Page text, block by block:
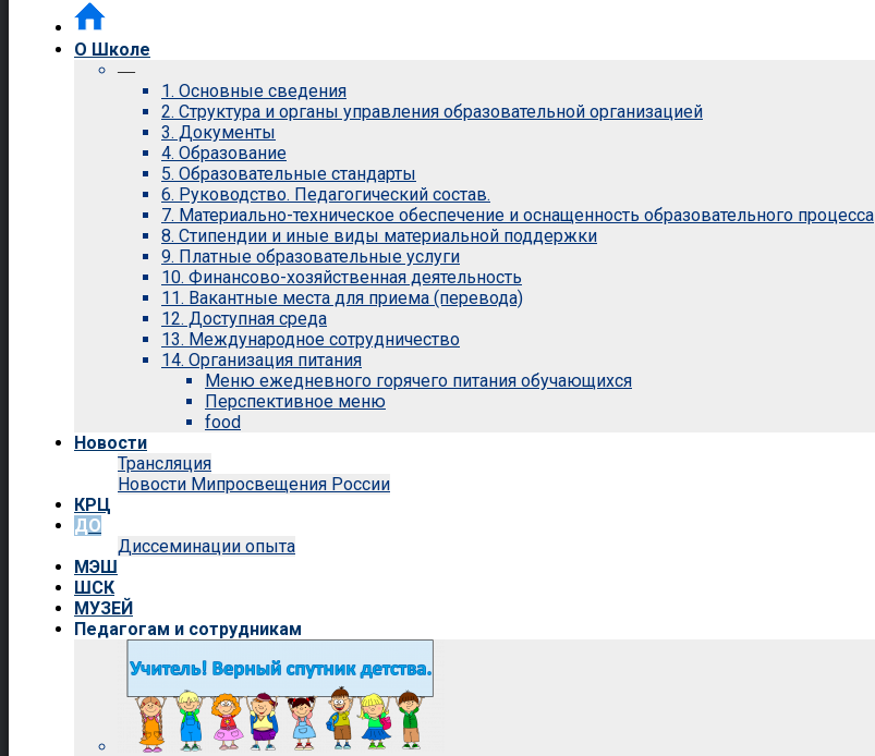
О Школе
—
1. Основные сведения
2. Структура и органы управления образовательной организацией
3. Документы
4. Образование
5. Образовательные стандарты
6. Руководство. Педагогический состав.
7. Материально-техническое обеспечение и оснащенность образовательного процесса
8. Стипендии и иные виды материальной поддержки
9. Платные образовательные услуги
10. Финансово-хозяйственная деятельность
11. Вакантные места для приема (перевода)
12. Доступная среда
13. Международное сотрудничество
14. Организация питания
Меню ежедневного горячего питания обучающихся
Перспективное меню
food
Новости
Трансляция
Новости Мипросвещения России
КРЦ
ДО
Диссеминации опыта
МЭШ
ШСК
МУЗЕЙ
Педагогам и сотрудникам